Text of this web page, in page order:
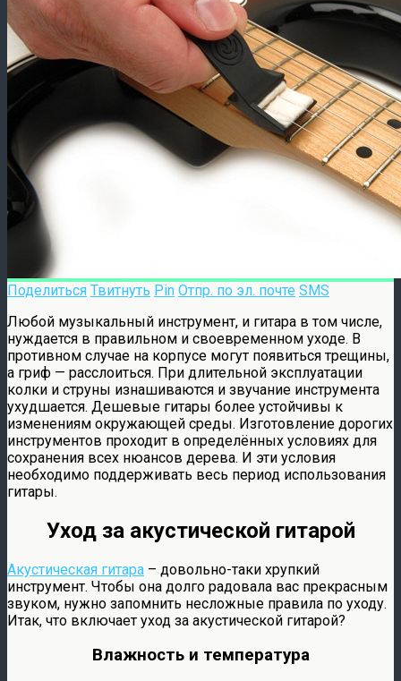
Поделиться Твитнуть Pin Отпр. по эл. почте SMS
Любой музыкальный инструмент, и гитара в том числе,
нуждается в правильном и своевременном уходе. В
противном случае на корпусе могут появиться трещины,
а гриф — расслоиться. При длительной эксплуатации
колки и струны изнашиваются и звучание инструмента
ухудшается. Дешевые гитары более устойчивы к
изменениям окружающей среды. Изготовление дорогих
инструментов проходит в определённых условиях для
сохранения всех нюансов дерева. И эти условия
необходимо поддерживать весь период использования
гитары.
Уход за акустической гитарой
Акустическая гитара – довольно-таки хрупкий
инструмент. Чтобы она долго радовала вас прекрасным
звуком, нужно запомнить несложные правила по уходу.
Итак, что включает уход за акустической гитарой?
Влажность и температура